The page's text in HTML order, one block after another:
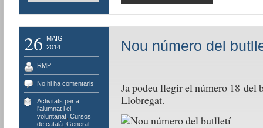
26
MAIG
2014
RMP
No hi ha comentaris
Activitats per a
l'alumnat i el
voluntariat, Cursos
de català, General
Nou número del
Ja podeu llegir el número 18
Llobregat.